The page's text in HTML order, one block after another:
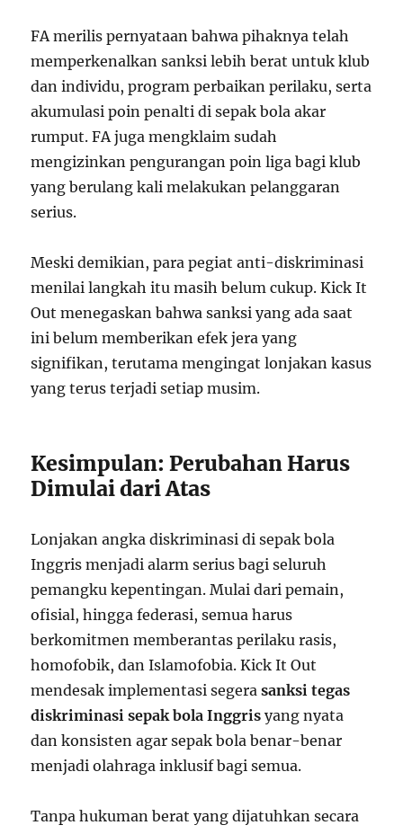
FA merilis pernyataan bahwa pihaknya telah
memperkenalkan sanksi lebih berat untuk klub
dan individu, program perbaikan perilaku, serta
akumulasi poin penalti di sepak bola akar
rumput. FA juga mengklaim sudah
mengizinkan pengurangan poin liga bagi klub
yang berulang kali melakukan pelanggaran
serius.
Meski demikian, para pegiat anti-diskriminasi
menilai langkah itu masih belum cukup. Kick It
Out menegaskan bahwa sanksi yang ada saat
ini belum memberikan efek jera yang
signifikan, terutama mengingat lonjakan kasus
yang terus terjadi setiap musim.
Kesimpulan: Perubahan Harus
Dimulai dari Atas
Lonjakan angka diskriminasi di sepak bola
Inggris menjadi alarm serius bagi seluruh
pemangku kepentingan. Mulai dari pemain,
ofisial, hingga federasi, semua harus
berkomitmen memberantas perilaku rasis,
homofobik, dan Islamofobia. Kick It Out
mendesak implementasi segerasanksi tegas
diskriminasi sepak bola Inggris yang nyata
dan konsisten agar sepak bola benar-benar
menjadi olahraga inklusif bagi semua.
Tanpa hukuman berat yang dijatuhkan secara